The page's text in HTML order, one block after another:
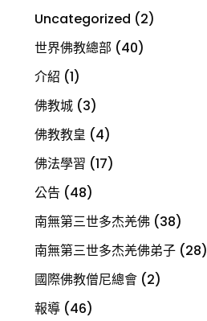
Uncategorized (2)
世界佛教總部 (40)
介紹 (1)
佛教城 (3)
佛教教皇 (4)
佛法學習 (17)
公告 (48)
南無第三世多杰羌佛 (38)
南無第三世多杰羌佛弟子 (28)
國際佛教僧尼總會 (2)
報導 (46)